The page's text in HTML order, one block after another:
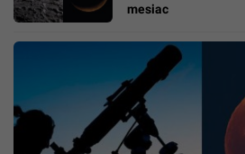
mesiac